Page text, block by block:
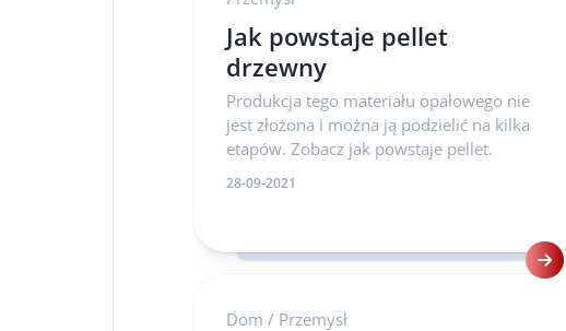
Jak powstaje pellet
drzewny
Produkcja tego materiału opałowego nie
jest złożona i można ją podzielić na kilka
etapów. Zobacz jak powstaje pellet.
28-09-2021
Dom / Przemysł